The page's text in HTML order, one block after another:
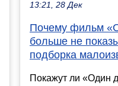
13:21, 28 Дек
Почему фильм
больше не
подборка
Покажут ли «Один